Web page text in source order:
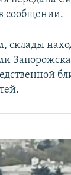
сообщении.
склады